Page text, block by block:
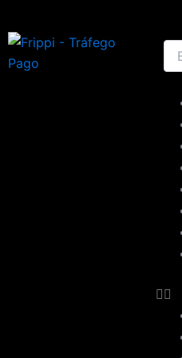
para
conteúdo